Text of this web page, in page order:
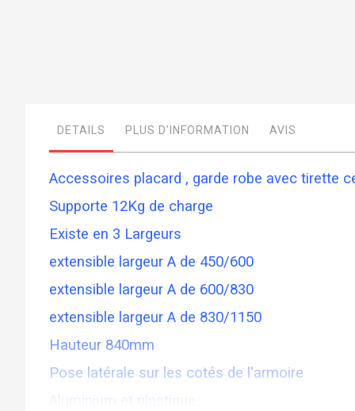
images
DETAILS
Accessoires placard , garde robe avec tirette
Supporte 12Kg de charge
Existe en 3 Largeurs
extensible largeur A de 450/600
extensible largeur A de 600/830
extensible largeur A de 830/1150
Hauteur 840mm
Pose latérale sur les cotés de l'armoire
Aluminium et plastique
PLUS D’INFORMATION AVIS